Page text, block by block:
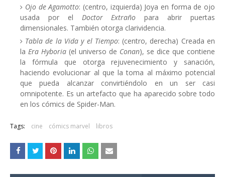
Ojo de Agamotto: (centro, izquierda) Joya en forma de ojo
usada por el Doctor Extraño para abrir puertas
dimensionales. También otorga clarividencia.
Tabla de la Vida y el Tiempo: (centro, derecha) Creada en
la Era Hyboria (el universo de Conan), se dice que contiene
la fórmula que otorga rejuvenecimiento y sanación,
haciendo evolucionar al que la toma al máximo potencial
que pueda alcanzar convirtiéndolo en un ser casi
omnipotente. Es un artefacto que ha aparecido sobre todo
en los cómics de Spider-Man.
Tags: cine cómics marvel libros